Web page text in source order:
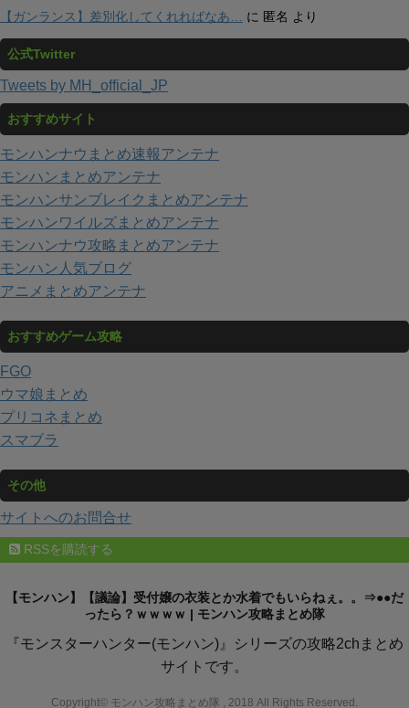
【ガンランス】差別化してくれればなあ…
に 匿名 より
公式Twitter
Tweets by MH_official_JP
おすすめサイト
モンハンナウまとめ速報アンテナ
モンハンまとめアンテナ
モンハンサンブレイクまとめアンテナ
モンハンワイルズまとめアンテナ
モンハンナウ攻略まとめアンテナ
モンハン人気ブログ
アニメまとめアンテナ
おすすめゲーム攻略
FGO
ウマ娘まとめ
プリコネまとめ
スマブラ
その他
サイトへのお問合せ
RSSを購読する
【モンハン】【議論】受付嬢の衣装とか水着でもいらねぇ。。⇒●●だ
ったら？ｗｗｗｗ | モンハン攻略まとめ隊
『モンスターハンター(モンハン)』シリーズの攻略2chまとめ
サイトです。
Copyright© モンハン攻略まとめ隊 , 2018 All Rights Reserved.